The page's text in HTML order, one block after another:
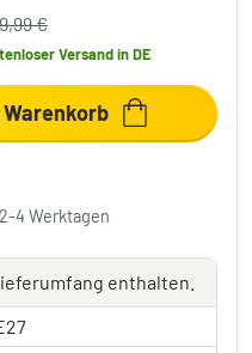
€
Versandin DE
Warenkorb
4 Werktagen
enthalten.